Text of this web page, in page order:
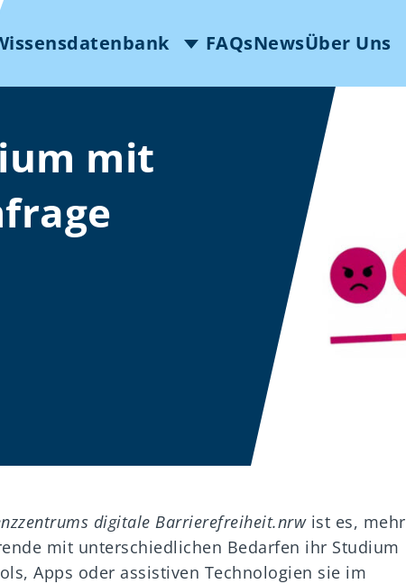
FAQsNewsÜber Uns
mit
digitale Barrierefreiheit.nrwist es, mehr
mit unterschiedlichen Bedarfen ihr Studium
Apps oder assistiven Technologien sie im